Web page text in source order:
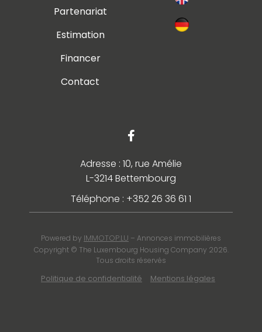
Partenariat
Estimation
Financer
Contact
Adresse : 10, rue Amélie
L-3214 Bettembourg
Téléphone : +352 26 36 61 1
Powered by IMMOTOP.LU – Annonces immobilières
Copyright © The Luxembourg Housing Company 2026.
Tous droits réservés
Politique de confidentialité Mentions légales